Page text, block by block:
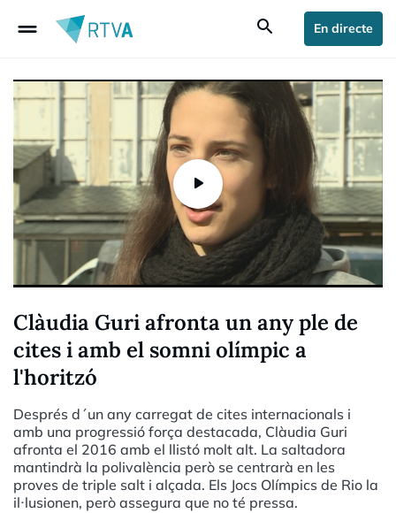
drag_handle search En directe
Clàudia Guri afronta un any ple de
cites i amb el somni olímpic a
l'horitzó
Després d´un any carregat de cites internacionals i
amb una progressió força destacada, Clàudia Guri
afronta el 2016 amb el llistó molt alt. La saltadora
mantindrà la polivalència però se centrarà en les
proves de triple salt i alçada. Els Jocs Olímpics de Rio la
il·lusionen, però assegura que no té pressa.